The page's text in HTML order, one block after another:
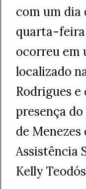
com um dia
quarta-feira
ocorreu em
localizado
Rodrigues
presença
de
Assistência
Kelly